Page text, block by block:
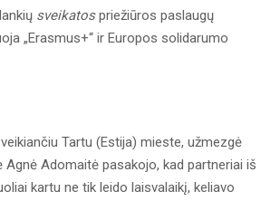
sveikatospriežiūros paslaugų
„Erasmus+“ ir Europos solidarumo
Tartu (Estija) mieste, užmezgė
Adomaitė pasakojo, kad partneriai iš
kartu ne tik leido laisvalaikį, keliavo